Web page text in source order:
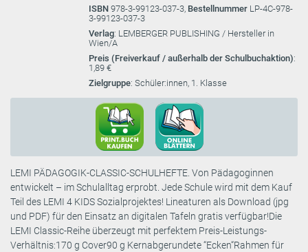
ISBN 978-3-99123-037-3, Bestellnummer LP-4C-978-
3-99123-037-3
Verlag: LEMBERGER PUBLISHING / Hersteller in
Wien/A
Preis (Freiverkauf / außerhalb der Schulbuchaktion):
1,89 €
Zielgruppe: Schüler:innen, 1. Klasse
LEMI PÄDAGOGIK-CLASSIC-SCHULHEFTE. Von Pädagoginnen
entwickelt – im Schulalltag erprobt. Jede Schule wird mit dem Kauf
Teil des LEMI 4 KIDS Sozialprojektes! Lineaturen als Download (jpg
und PDF) für den Einsatz an digitalen Tafeln gratis verfügbar!Die
LEMI Classic-Reihe überzeugt mit perfektem Preis-Leistungs-
Verhältnis:170 g Cover90 g Kernabgerundete “Ecken“Rahmen für